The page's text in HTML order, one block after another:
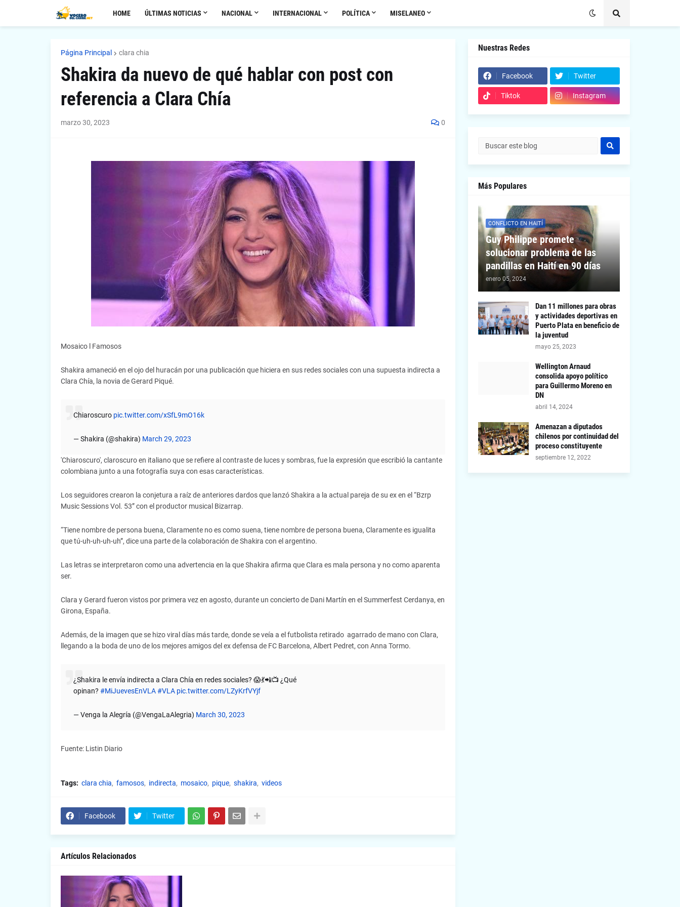
HOME ÚLTIMAS NOTICIAS NACIONAL INTERNACIONAL POLÍTICA MISELANEO
Página Principal clara chia
Shakira da nuevo de qué hablar con post con
referencia a Clara Chía
marzo 30, 2023 0
Mosaico l Famosos
Shakira amaneció en el ojo del huracán por una publicación que hiciera en sus redes sociales con una supuesta indirecta a
Clara Chía, la novia de Gerard Piqué.
Chiaroscuro pic.twitter.com/xSfL9mO16k
— Shakira (@shakira) March 29, 2023
'Chiaroscuro', claroscuro en italiano que se refiere al contraste de luces y sombras, fue la expresión que escribió la cantante
colombiana junto a una fotografía suya con esas características.
Los seguidores crearon la conjetura a raíz de anteriores dardos que lanzó Shakira a la actual pareja de su ex en el “Bzrp
Music Sessions Vol. 53” con el productor musical Bizarrap.
“Tiene nombre de persona buena, Claramente no es como suena, tiene nombre de persona buena, Claramente es igualita
que tú-uh-uh-uh-uh”, dice una parte de la colaboración de Shakira con el argentino.
Las letras se interpretaron como una advertencia en la que Shakira afirma que Clara es mala persona y no como aparenta
ser.
Clara y Gerard fueron vistos por primera vez en agosto, durante un concierto de Dani Martín en el Summerfest Cerdanya, en
Girona, España.
Además, de la imagen que se hizo viral días más tarde, donde se veía a el futbolista retirado agarrado de mano con Clara,
llegando a la boda de uno de los mejores amigos del ex defensa de FC Barcelona, Albert Pedret, con Anna Tormo.
¿Shakira le envía indirecta a Clara Chía en redes sociales? 😱💃📲📺 ¿Qué
opinan? #MiJuevesEnVLA #VLA pic.twitter.com/LZyKrfVYjf
— Venga la Alegría (@VengaLaAlegria) March 30, 2023
Fuente: Listin Diario
Tags: clara chia famosos indirecta mosaico pique shakira videos
Facebook Twitter
Artículos Relacionados
Nuestras Redes
Facebook Twitter
Tiktok Instagram
Más Populares
CONFLICTO EN HAITÍ
Guy Philippe promete
solucionar problema de las
pandillas en Haití en 90 días
enero 05, 2024
Dan 11 millones para obras
y actividades deportivas en
Puerto Plata en beneficio de
la juventud
mayo 25, 2023
Wellington Arnaud
consolida apoyo político
para Guillermo Moreno en
DN
abril 14, 2024
Amenazan a diputados
chilenos por continuidad del
proceso constituyente
septiembre 12, 2022